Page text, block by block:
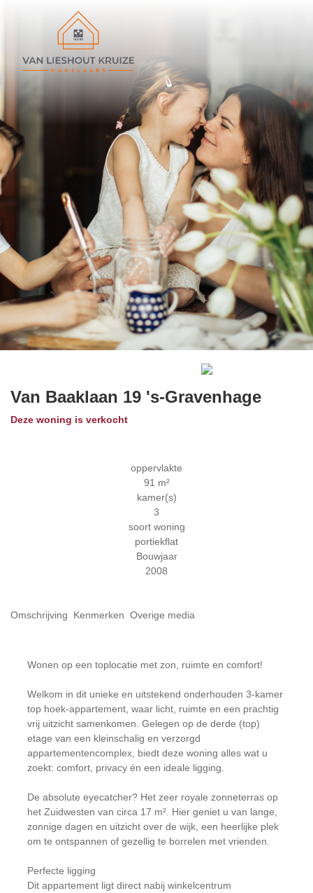
Van Baaklaan 19 's-Gravenhage
Deze woning is verkocht
oppervlakte
91 m²
kamer(s)
3
soort woning
portiekflat
Bouwjaar
2008
Omschrijving Kenmerken Overige media
Wonen op een toplocatie met zon, ruimte en comfort!
Welkom in dit unieke en uitstekend onderhouden 3-kamer
top hoek-appartement, waar licht, ruimte en een prachtig
vrij uitzicht samenkomen. Gelegen op de derde (top)
etage van een kleinschalig en verzorgd
appartementencomplex, biedt deze woning alles wat u
zoekt: comfort, privacy én een ideale ligging.
De absolute eyecatcher? Het zeer royale zonneterras op
het Zuidwesten van circa 17 m². Hier geniet u van lange,
zonnige dagen en uitzicht over de wijk, een heerlijke plek
om te ontspannen of gezellig te borrelen met vrienden.
Perfecte ligging
Dit appartement ligt direct nabij winkelcentrum